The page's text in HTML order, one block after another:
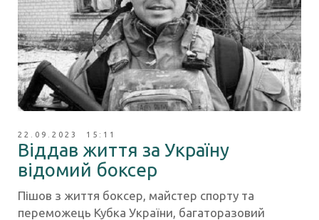
22.09.2023 15:11
Віддав життя за Україну
відомий боксер
Пішов з життя боксер, майстер спорту та
переможець Кубка України, багаторазовий